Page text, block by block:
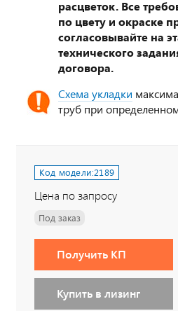
расцветок. Все
по цвету и окраске
согласовывайте на
технического
договора.
Схема укладки
труб при
Код модели:2189
Цена по запросу
Под заказ
Получить КП
Купить в лизинг